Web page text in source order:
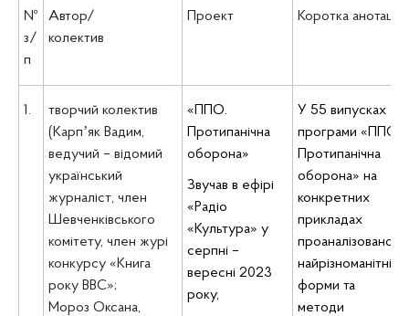
№
з/
п
Автор/
колектив
Проект Коротка анотація
1.
творчий колектив
(Карпʼяк Вадим,
ведучий – відомий
український
журналіст, член
Шевченківського
комітету, член журі
конкурсу «Книга
року ВВС»;
Мороз Оксана,
«ППО.
Протипанічна
оборона»
Звучав в ефірі
«Радіо
«Культура» у
серпні –
вересні 2023
року,
У 55 випусках
програми «ППО.
Протипанічна
оборона» на
конкретних
прикладах
проаналізовано
найрізноманітніші
форми та
методи